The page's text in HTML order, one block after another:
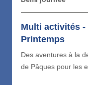
choix des itinéraires
âge.Multi activités
Printemps
Des aventures à la
de Pâques pour les